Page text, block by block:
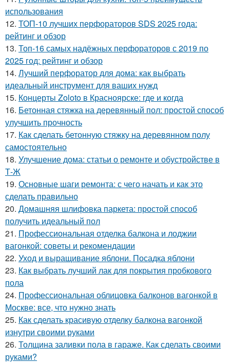
использования
12. ТОП-10 лучших перфораторов SDS 2025 года:
рейтинг и обзор
13. Топ-16 самых надёжных перфораторов с 2019 по
2025 год: рейтинг и обзор
14. Лучший перфоратор для дома: как выбрать
идеальный инструмент для ваших нужд
15. Концерты Zoloto в Красноярске: где и когда
16. Бетонная стяжка на деревянный пол: простой способ
улучшить прочность
17. Как сделать бетонную стяжку на деревянном полу
самостоятельно
18. Улучшение дома: статьи о ремонте и обустройстве в
Т-Ж
19. Основные шаги ремонта: с чего начать и как это
сделать правильно
20. Домашняя шлифовка паркета: простой способ
получить идеальный пол
21. Профессиональная отделка балкона и лоджии
вагонкой: советы и рекомендации
22. Уход и выращивание яблони. Посадка яблони
23. Как выбрать лучший лак для покрытия пробкового
пола
24. Профессиональная облицовка балконов вагонкой в
Москве: все, что нужно знать
25. Как сделать красивую отделку балкона вагонкой
изнутри своими руками
26. Толщина заливки пола в гараже. Как сделать своими
руками?